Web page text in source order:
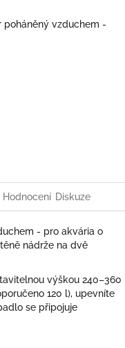
poháněný vzduchem -
Hodnocení Diskuze
- pro akvária o
nádrže na dvě
výškou 240–360
120 l), upevníte
se připojuje